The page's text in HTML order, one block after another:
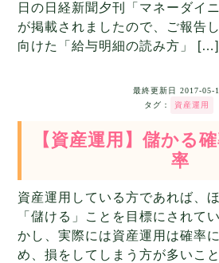
日の日経新聞夕刊「マネーダイ
が掲載されましたので、ご報告
向けた「給与明細の読み方」 […]
最終更新日 2017-05-
タグ：
資産運用
【資産運用】儲かる
率
資産運用している方であれば、
「儲ける」ことを目標にされて
かし、実際には資産運用は確率
め、損をしてしまう方が多いこ